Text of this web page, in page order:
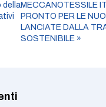
dellaMECCANOTESSILE
PRONTO PER LE
LANCIATE DALLA
SOSTENIBILE »